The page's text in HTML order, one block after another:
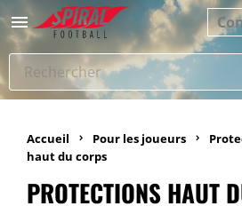

Accueil Pour les joueurs
haut du corps
PROTECTIONS HAUT